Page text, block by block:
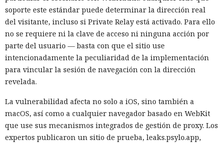
Para reducir el riesgo de este tipo de ataques, Huntress
recomienda validar y depurar todos los datos que
provengan de los usuarios, así como limitar los privilegios
de las cuentas de base de datos usadas por aplicaciones
públicas. A dichas cuentas no se les deben conceder
permisos para crear objetos Java, ejecutar procedimientos
almacenados innecesarios ni otras acciones administrativas.
soporte este estándar puede determinar la dirección real
del visitante, incluso si Private Relay está activado. Para ello
no se requiere ni la clave de acceso ni ninguna acción por
parte del usuario — basta con que el sitio use
intencionadamente la peculiaridad de la implementación
para vincular la sesión de navegación con la dirección
revelada.
La vulnerabilidad afecta no solo a iOS, sino también a
macOS, así como a cualquier navegador basado en WebKit
que use sus mecanismos integrados de gestión de proxy. Los
expertos publicaron un sitio de prueba, leaks.psylo.app,